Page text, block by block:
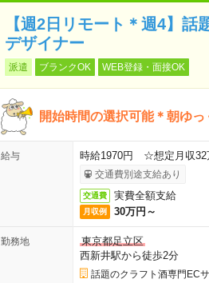
【週2日リモート＊週4】
デザイナー
派遣 ブランクOK WEB登録・面接OK
開始時間の選択可能＊朝ゆ
給与 時給1970円 ☆想定月収32
交通費別途支給あり
交通費 実費全額支給
月収例 30万円～
勤務地
東京都足立区
西新井駅から徒歩2分
話題のクラフト酒専門EC